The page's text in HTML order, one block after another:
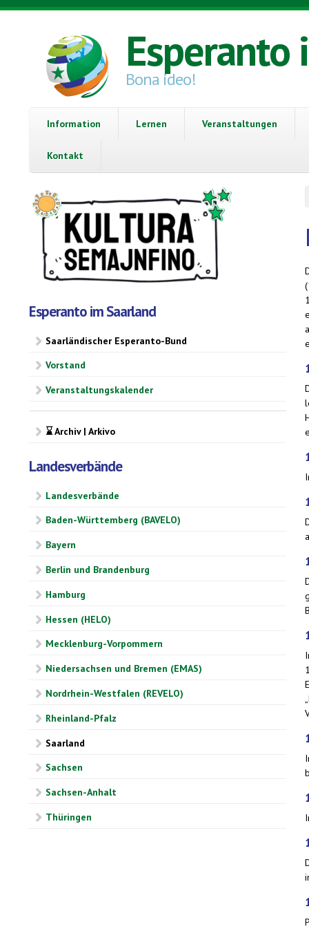
Direkt zum Inhalt
Esperanto
Bona ideo!
Information Lernen Veranstaltungen
Kontakt
Esperanto im Saarland
Saarländischer Esperanto-Bund
Vorstand
Veranstaltungskalender
⌛ Archiv | Arkivo
Landesverbände
Landesverbände
Baden-Württemberg (BAVELO)
Bayern
Berlin und Brandenburg
Hamburg
Hessen (HELO)
Mecklenburg-Vorpommern
Niedersachsen und Bremen (EMAS)
Nordrhein-Westfalen (REVELO)
Rheinland-Pfalz
Saarland
Sachsen
Sachsen-Anhalt
Thüringen